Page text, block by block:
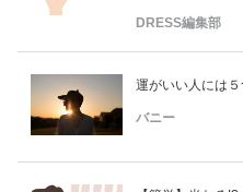
DRESS編集部
運がいい人には
バニー